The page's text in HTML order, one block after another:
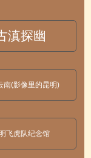
滇探幽
南(影像里的昆明)
飞虎队纪念馆